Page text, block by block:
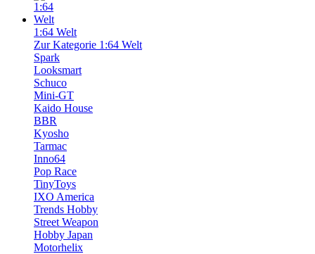
1:64 Welt
Zur Kategorie 1:64 Welt
Spark
Looksmart
Schuco
Mini-GT
Kaido House
BBR
Kyosho
Tarmac
Inno64
Pop Race
TinyToys
IXO America
Trends Hobby
Street Weapon
Hobby Japan
Motorhelix